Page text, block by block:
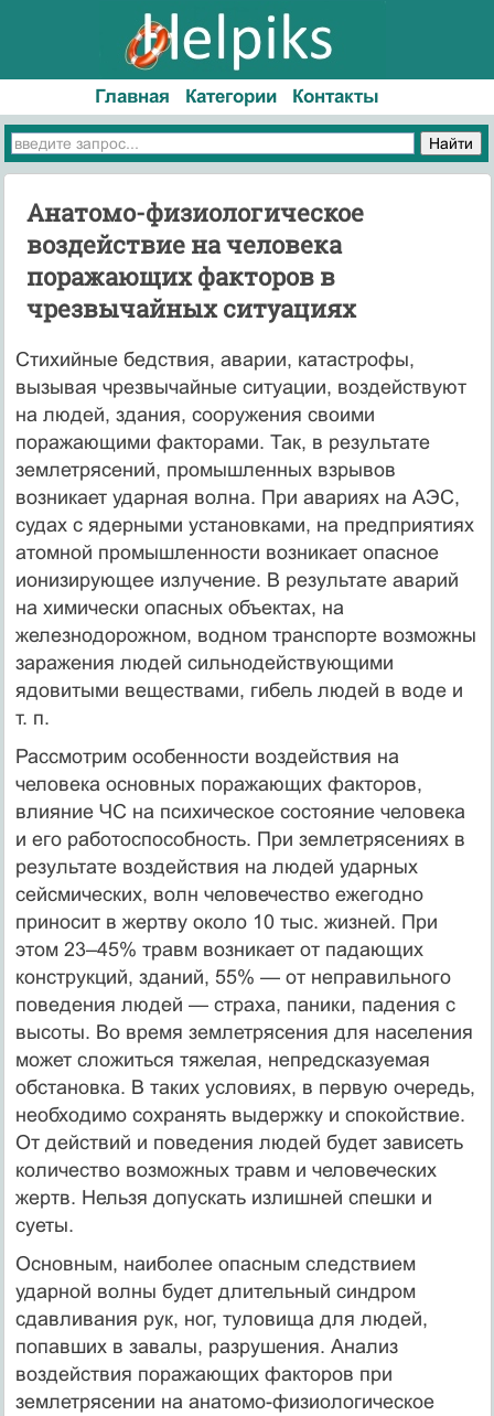
Главная Категории Контакты
Анатомо-физиологическое
воздействие на человека
поражающих факторов в
чрезвычайных ситуациях
Стихийные бедствия, аварии, катастрофы,
вызывая чрезвычайные ситуации, воздействуют
на людей, здания, сооружения своими
поражающими факторами. Так, в результате
землетрясений, промышленных взрывов
возникает ударная волна. При авариях на АЭС,
судах с ядерными установками, на предприятиях
атомной промышленности возникает опасное
ионизирующее излучение. В результате аварий
на химически опасных объектах, на
железнодорожном, водном транспорте возможны
заражения людей сильнодействующими
ядовитыми веществами, гибель людей в воде и
т. п.
Рассмотрим особенности воздействия на
человека основных поражающих факторов,
влияние ЧС на психическое состояние человека
и его работоспособность. При землетрясениях в
результате воздействия на людей ударных
сейсмических, волн человечество ежегодно
приносит в жертву около 10 тыс. жизней. При
этом 23–45% травм возникает от падающих
конструкций, зданий, 55% — от неправильного
поведения людей — страха, паники, падения с
высоты. Во время землетрясения для населения
может сложиться тяжелая, непредсказуемая
обстановка. В таких условиях, в первую очередь,
необходимо сохранять выдержку и спокойствие.
От действий и поведения людей будет зависеть
количество возможных травм и человеческих
жертв. Нельзя допускать излишней спешки и
суеты.
Основным, наиболее опасным следствием
ударной волны будет длительный синдром
сдавливания рук, ног, туловища для людей,
попавших в завалы, разрушения. Анализ
воздействия поражающих факторов при
землетрясении на анатомо-физиологическое